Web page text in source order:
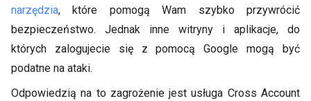
narzędzia, które pomogą Wam szybko przywrócić
bezpieczeństwo. Jednak inne witryny i aplikacje, do
których zalogujecie się z pomocą Google mogą być
podatne na ataki.
Odpowiedzią na to zagrożenie jest usługa Cross Account